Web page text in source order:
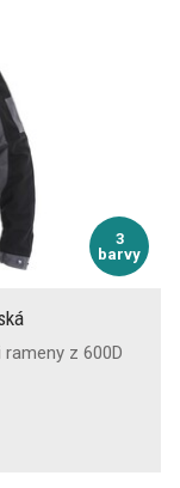
3
barvy
z 600D